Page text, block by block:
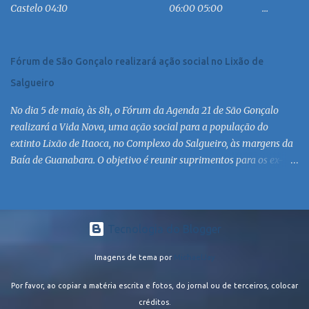
MC 16:30 MC 17:30 MC 18:30 MC 19:30 MC 20:30 MC 21:30 MC
Castelo 04:10 06:00 05:00 ...
Fórum de São Gonçalo realizará ação social no Lixão de
Salgueiro
No dia 5 de maio, às 8h, o Fórum da Agenda 21 de São Gonçalo
realizará a Vida Nova, uma ação social para a população do
extinto Lixão de Itaoca, no Complexo do Salgueiro, às margens da
Baía de Guanabara. O objetivo é reunir suprimentos para os ex-
participação de ONGs locais e da população do município. Aos
interessados em participar, basta se dirigir à Rua Dr. Feliciano
sexta. Mais informações também podem ser obtidas pelo telefone
Salgueiro foi fechado em fevereiro por determinação do Governo
Tecnologia do Blogger
Imagens de tema por
Por favor, ao copiar a matéria escrita e fotos, do jornal ou de terceiros, colocar
créditos.